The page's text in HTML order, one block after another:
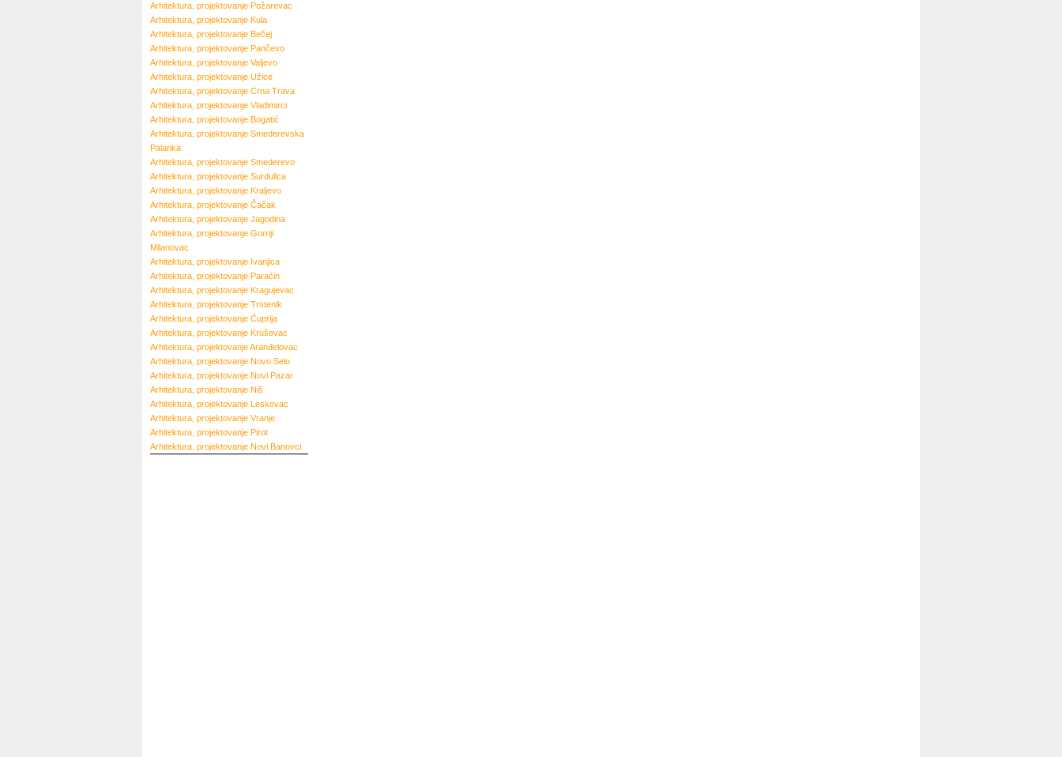
Arhitektura, projektovanje Požarevac
Arhitektura, projektovanje Kula
Arhitektura, projektovanje Bečej
Arhitektura, projektovanje Pančevo
Arhitektura, projektovanje Valjevo
Arhitektura, projektovanje Užice
Arhitektura, projektovanje Crna Trava
Arhitektura, projektovanje Vladimirci
Arhitektura, projektovanje Bogatić
Arhitektura, projektovanje Smederevska
Palanka
Arhitektura, projektovanje Smederevo
Arhitektura, projektovanje Surdulica
Arhitektura, projektovanje Kraljevo
Arhitektura, projektovanje Čačak
Arhitektura, projektovanje Jagodina
Arhitektura, projektovanje Gornji
Milanovac
Arhitektura, projektovanje Ivanjica
Arhitektura, projektovanje Paraćin
Arhitektura, projektovanje Kragujevac
Arhitektura, projektovanje Trstenik
Arhitektura, projektovanje Ćuprija
Arhitektura, projektovanje Kruševac
Arhitektura, projektovanjeAranđelovac
Arhitektura, projektovanje Novo Selo
Arhitektura, projektovanje Novi Pazar
Arhitektura, projektovanje Niš
Arhitektura, projektovanje Leskovac
Arhitektura, projektovanje Vranje
Arhitektura, projektovanje Pirot
Arhitektura, projektovanje Novi Banovci